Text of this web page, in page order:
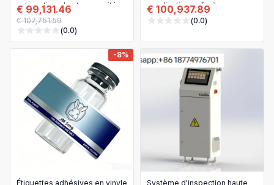
automatique haute capacité –
broyeur / unité de recyclage
pour pneus de voiture
€ 99,131.46
€ 107,751.59
(0.0)
canalisation — facile
d'utilisation, ROV industriel
pour curage
€ 100,937.89
(0.0)
-8%
Étiquettes adhésives en vinyle
Système d'inspection haute